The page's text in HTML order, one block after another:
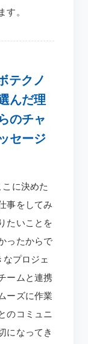
す。
テクノ
んだ理
のチャ
セージ
に決めた
事をしてみ
たいことを
ったからで
プロジェ
ームと連携
ーズに作業
のコミュニ
になってき